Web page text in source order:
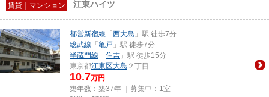
賃貸｜マンション 江東ハイツ
都営新宿線 「 西大島 」駅 徒歩7分
総武線 「 亀戸 」駅 徒歩7分
半蔵門線 「 住吉 」駅 徒歩15分
東京都江東区大島 ２丁目
10.7万円
築年数：築37年 ｜募集中： 1室